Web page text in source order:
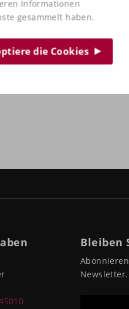
Informationen
gesammelt haben.
die Cookies
Bleiben
Newsletter.